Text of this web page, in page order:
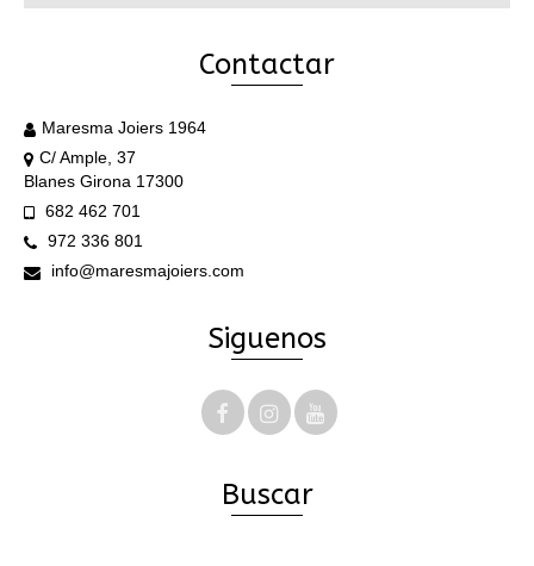
Contactar
Maresma Joiers 1964
C/ Ample, 37
Blanes Girona 17300
682 462 701
972 336 801
info@maresmajoiers.com
Siguenos
Buscar